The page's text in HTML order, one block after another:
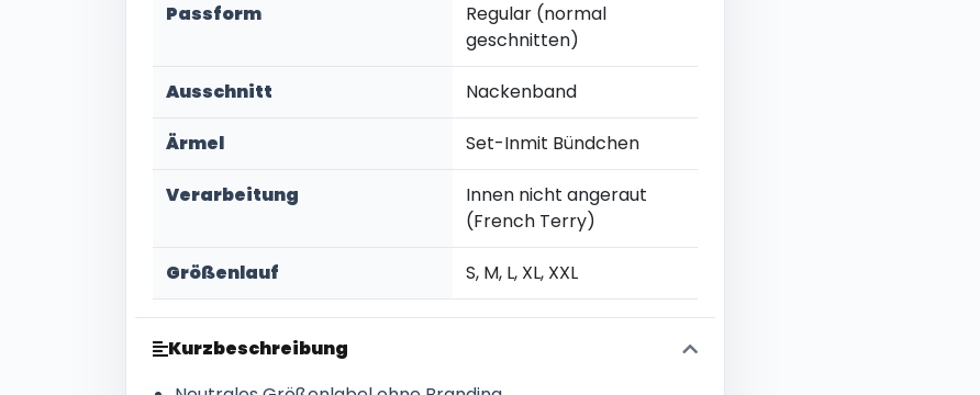
Passform
Regular (normal
geschnitten)
Ausschnitt Nackenband
Ärmel Set-Inmit Bündchen
Verarbeitung
Innen nicht angeraut
(French Terry)
Größenlauf S, M, L, XL, XXL
Kurzbeschreibung